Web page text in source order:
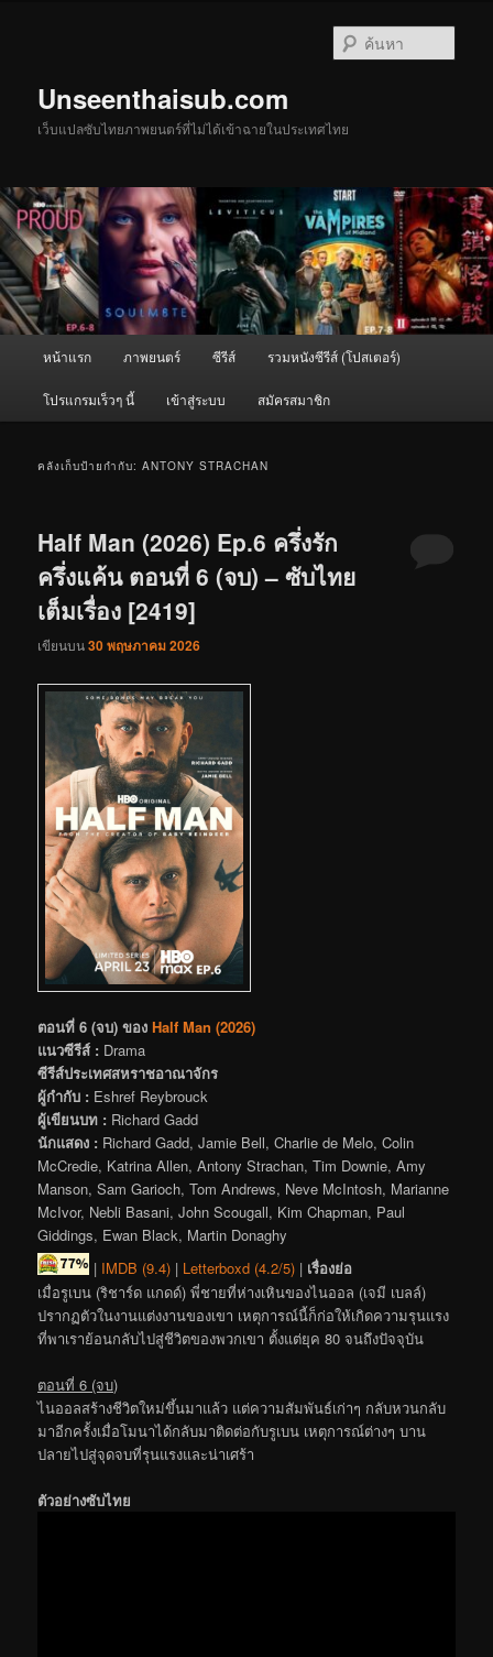
Unseenthaisub.com
เว็บแปลซับไทยภาพยนตร์ที่ไม่ได้เข้าฉายในประเทศไทย
หน้าแรก ภาพยนตร์ ซีรีส์ รวมหนังซีรีส์ (โปสเตอร์)
โปรแกรมเร็วๆ นี้ เข้าสู่ระบบ สมัครสมาชิก
คลังเก็บป้ายกำกับ:ANTONY STRACHAN
Half Man (2026) Ep.6 ครึ่งรัก
ครึ่งแค้น ตอนที่ 6 (จบ) – ซับไทย
เต็มเรื่อง [2419]
เขียนบน30 พฤษภาคม 2026
ตอนที่ 6 (จบ) ของ Half Man (2026)
แนวซีรีส์ : Drama
ซีรีส์ประเทศสหราชอาณาจักร
ผู้กำกับ : Eshref Reybrouck
ผู้เขียนบท : Richard Gadd
นักแสดง : Richard Gadd, Jamie Bell, Charlie de Melo, Colin
McCredie, Katrina Allen, Antony Strachan, Tim Downie, Amy
Manson, Sam Garioch, Tom Andrews, Neve McIntosh, Marianne
McIvor, Nebli Basani, John Scougall, Kim Chapman, Paul
Giddings, Ewan Black, Martin Donaghy
| IMDB (9.4) | Letterboxd (4.2/5) | เรื่องย่อ
เมื่อรูเบน (ริชาร์ด แกดด์) พี่ชายที่ห่างเหินของไนออล (เจมี เบลล์)
ปรากฏตัวในงานแต่งงานของเขา เหตุการณ์นี้ก็ก่อให้เกิดความรุนแรง
ที่พาเราย้อนกลับไปสู่ชีวิตของพวกเขา ตั้งแต่ยุค 80 จนถึงปัจจุบัน
ตอนที่ 6 (จบ)
ไนออลสร้างชีวิตใหม่ขึ้นมาแล้ว แต่ความสัมพันธ์เก่าๆ กลับหวนกลับ
มาอีกครั้งเมื่อโมนาได้กลับมาติดต่อกับรูเบน เหตุการณ์ต่างๆ บาน
ปลายไปสู่จุดจบที่รุนแรงและน่าเศร้า
ตัวอย่างซับไทย